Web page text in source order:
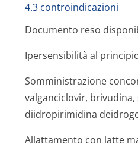
4.3 controindicazioni
Documento reso
Ipersensibilità al
Somministrazione
valganciclovir,
diidropirimidina
Allattamento con latte